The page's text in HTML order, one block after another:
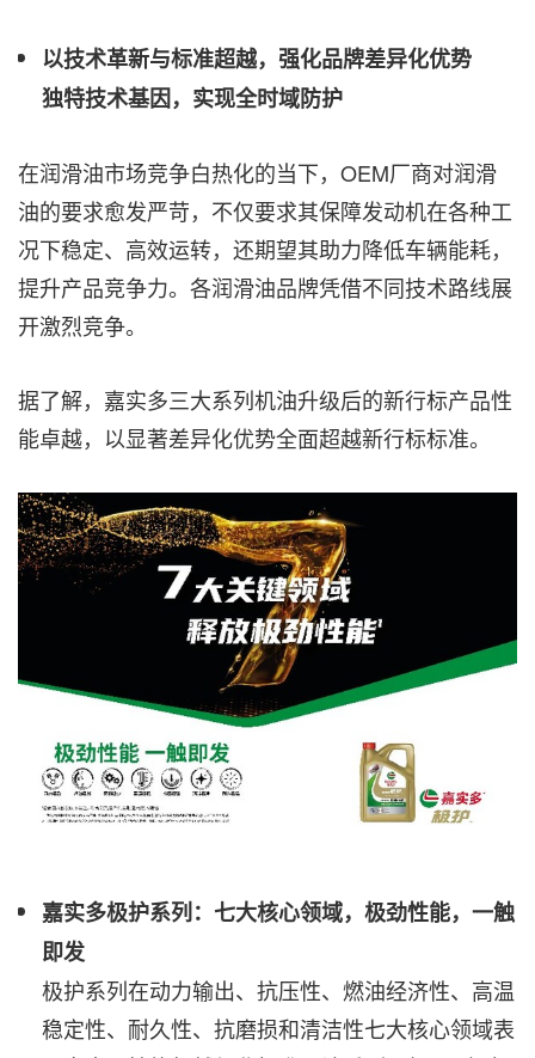
以技术革新与标准超越，强化品牌差异化优势
独特技术基因，实现全时域防护
在润滑油市场竞争白热化的当下，OEM厂商对润滑
油的要求愈发严苛，不仅要求其保障发动机在各种工
况下稳定、高效运转，还期望其助力降低车辆能耗，
提升产品竞争力。各润滑油品牌凭借不同技术路线展
开激烈竞争。
据了解，嘉实多三大系列机油升级后的新行标产品性
能卓越，以显著差异化优势全面超越新行标标准。
嘉实多极护系列：七大核心领域，极劲性能，一触
即发
极护系列在动力输出、抗压性、燃油经济性、高温
稳定性、耐久性、抗磨损和清洁性七大核心领域表